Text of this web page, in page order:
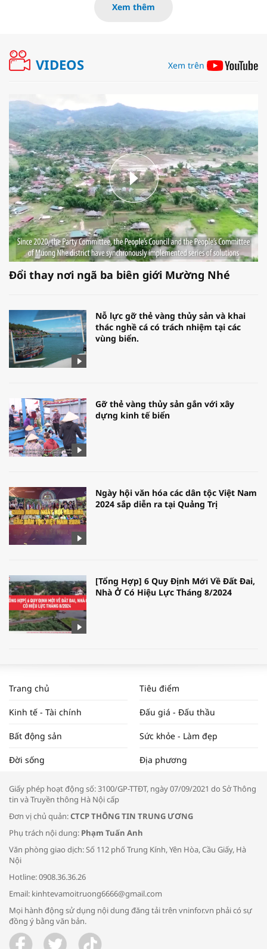
Xem thêm
VIDEOS Xem trên
Đổi thay nơi ngã ba biên giới Mường Nhé
Nỗ lực gỡ thẻ vàng thủy sản và khai
thác nghề cá có trách nhiệm tại các
vùng biển.
Gỡ thẻ vàng thủy sản gắn với xây
dựng kinh tế biển
Ngày hội văn hóa các dân tộc Việt Nam
2024 sắp diễn ra tại Quảng Trị
[Tổng Hợp] 6 Quy Định Mới Về Đất Đai,
Nhà Ở Có Hiệu Lực Tháng 8/2024
NAM NĂM 2024 VÀ NĂM 2025 | NHỊP
ĐẬP THỊ TRƯỜNG #62
Tọa đàm “Xúc tiến thương mại: Khơi
Bác sĩ tư vấn cách phòng tránh bệnh
đường hô hấp trong thời tiết giao mùa
Trao yêu thương cho em
Trang chủ Tiêu điểm
Kinh tế - Tài chính Đấu giá - Đấu thầu
Bất động sản Sức khỏe - Làm đẹp
Đời sống Địa phương
Giấy phép hoạt động số: 3100/GP-TTĐT, ngày 07/09/2021 do Sở Thông
tin và Truyền thông Hà Nội cấp
Đơn vị chủ quản:CTCP THÔNG TIN TRUNG ƯƠNG
Phụ trách nội dung: Phạm Tuấn Anh
Văn phòng giao dịch: Số 112 phố Trung Kính, Yên Hòa, Cầu Giấy, Hà
Nội
Hotline: 0908.36.36.26
Email: kinhtevamoitruong6666@gmail.com
Mọi hành động sử dụng nội dung đăng tải trên vninfor.vn phải có sự
đồng ý bằng văn bản.